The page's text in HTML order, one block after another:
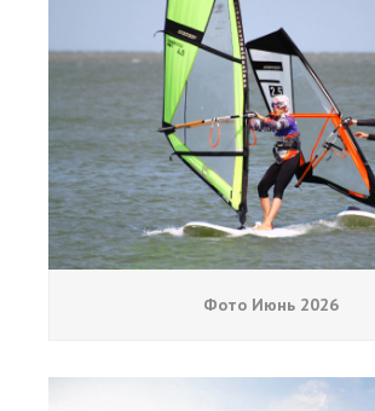
Новости
Медиа
Медиа архив
Фотки
Видео
Цены
Обучение кайтсерфингу
Фото Июнь 2026